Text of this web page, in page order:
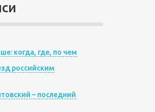
когда, где, по чем
российским
– последний